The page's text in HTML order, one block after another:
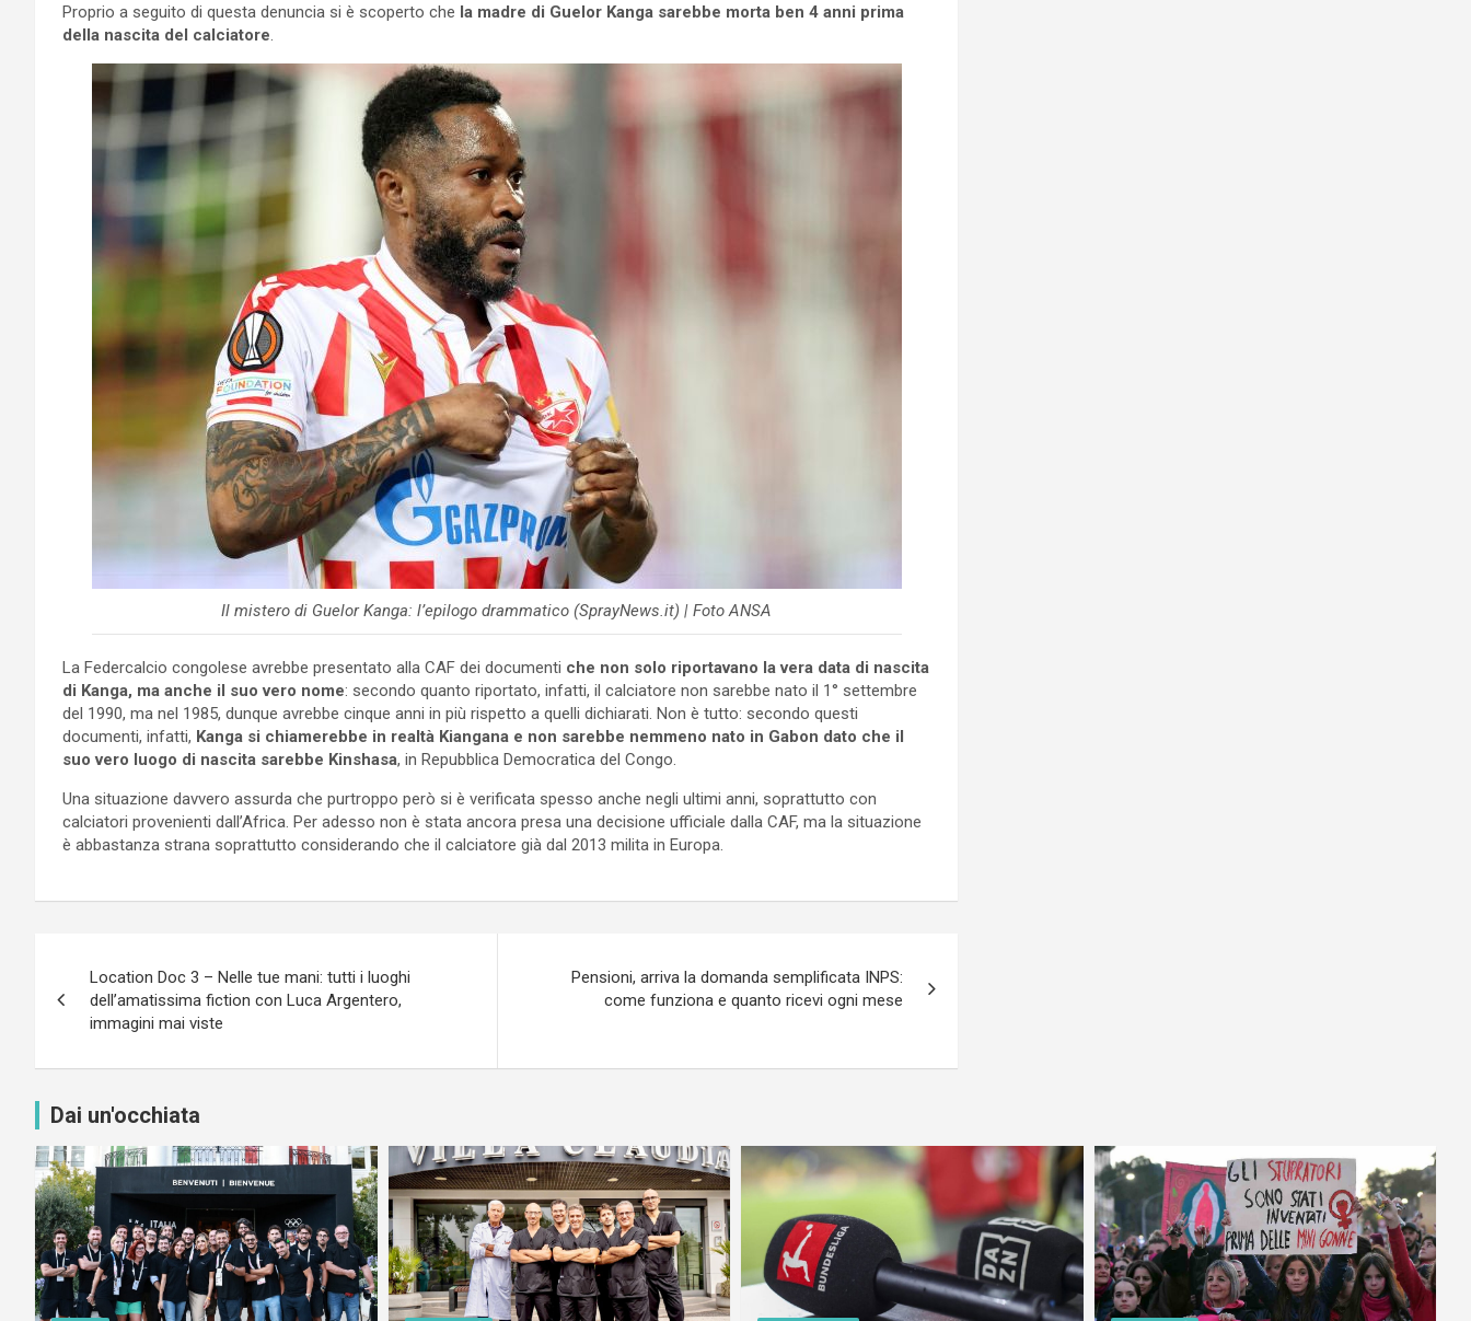
Proprio a seguito di questa denuncia si è scoperto che la madre di Guelor Kanga sarebbe morta ben 4 anni prima
della nascita del calciatore
Il mistero di Guelor Kanga: l’epilogo drammatico (SprayNews.it) | Foto ANSA
La Federcalcio congolese avrebbe presentato alla CAF dei documenti che non solo riportavano la vera data di nascita
di Kanga, ma anche il suo vero nome: secondo quanto riportato, infatti, il calciatore non sarebbe nato il 1° settembre
del 1990, ma nel 1985, dunque avrebbe cinque anni in più rispetto a quelli dichiarati. Non è tutto: secondo questi
documenti, infatti, Kanga si chiamerebbe in realtà Kiangana e non sarebbe nemmeno nato in Gabon dato che il
suo vero luogo di nascita sarebbe Kinshasa, in Repubblica Democratica del Congo.
Una situazione davvero assurda che purtroppo però si è verificata spesso anche negli ultimi anni, soprattutto con
calciatori provenienti dall’Africa. Per adesso non è stata ancora presa una decisione ufficiale dalla CAF, ma la situazione
è abbastanza strana soprattutto considerando che il calciatore già dal 2013 milita in Europa.
articoli
Location Doc 3 – Nelle tue mani: tutti i luoghi
dell’amatissima fiction con Luca Argentero,
immagini mai viste
Pensioni, arriva la domanda semplificata INPS:
come funziona e quanto ricevi ogni mese
Dai un'occhiata